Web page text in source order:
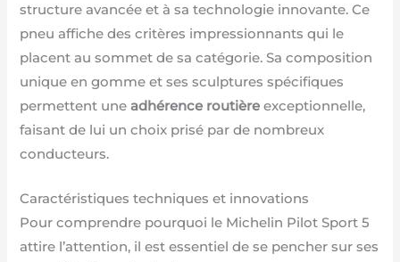
structure avancée et à sa technologie innovante. Ce
pneu affiche des critères impressionnants qui le
placent au sommet de sa catégorie. Sa composition
unique en gomme et ses sculptures spécifiques
permettent uneadhérence routière exceptionnelle,
faisant de lui un choix prisé par de nombreux
conducteurs.
Caractéristiques techniques et innovations
Pour comprendre pourquoi le Michelin Pilot Sport 5
attire l’attention, il est essentiel de se pencher sur ses